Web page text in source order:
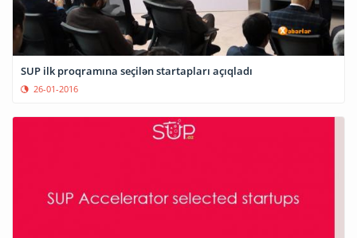
SUP ilk proqramına seçilən startapları açıqladı
26-01-2016